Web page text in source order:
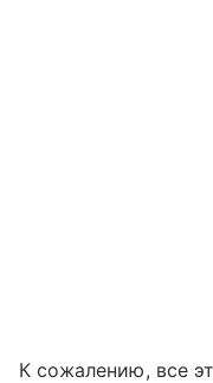
К сожалению, все